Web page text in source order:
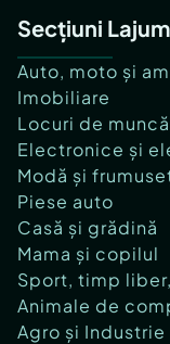
Secțiuni
Auto, moto și
Imobiliare
Locuri de muncă
Electronice și
Modă și
Piese auto
Casă și grădină
Mama și copilul
Sport, timp
Animale de
Agro și Industrie